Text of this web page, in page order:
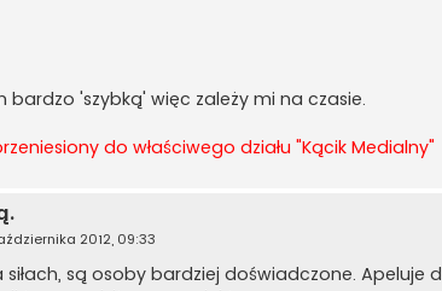
bardzo 'szybką' więc zależy mi na czasie.
do właściwego działu "Kącik Medialny"
2012, 09:33
są osoby bardziej doświadczone. Apeluje